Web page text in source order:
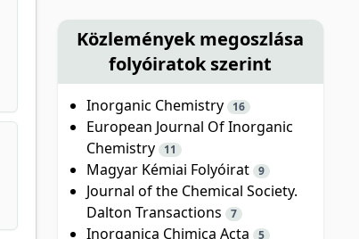
Közlemények megoszlása
folyóiratok szerint
Inorganic Chemistry 16
European Journal Of Inorganic
Chemistry
11
Magyar Kémiai Folyóirat 9
Journal of the Chemical Society.
Dalton Transactions
7
Inorganica Chimica Acta 5